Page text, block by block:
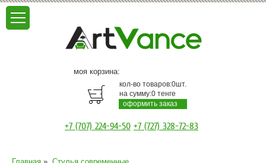
моя корзина:
кол-во товаров:0шт.
на сумму:0 тенге
оформить заказ
+7 (707) 224-94-50 +7 (727) 328-72-83